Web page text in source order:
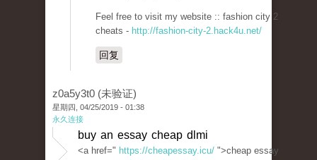
Feel free to visit my website :: fashion city 2
cheats - http://fashion-city-2.hack4u.net/
回复
z0a5y3t0 (未验证)
星期四, 04/25/2019 - 01:38
永久连接
buy an essay cheap dlmi
<a href=" https://cheapessay.icu/ ">cheap essay